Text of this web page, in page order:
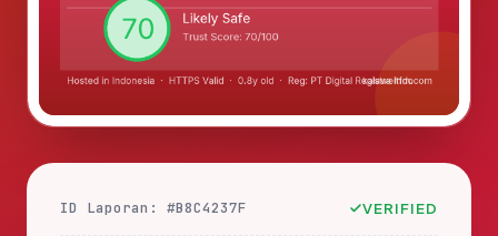
ID Laporan: #B8C4237F VERIFIED